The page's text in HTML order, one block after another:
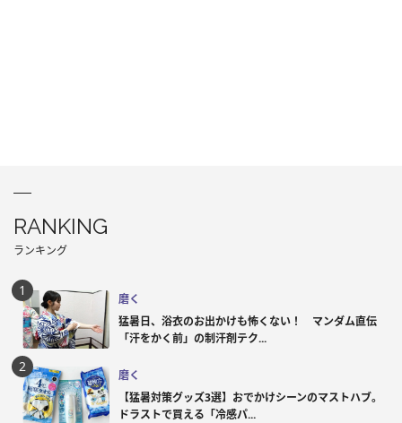
RANKING
ランキング
磨く
猛暑日、浴衣のお出かけも怖くない！ マンダム直伝
「汗をかく前」の制汗剤テク...
磨く
【猛暑対策グッズ3選】おでかけシーンのマストハブ。
ドラストで買える「冷感パ...